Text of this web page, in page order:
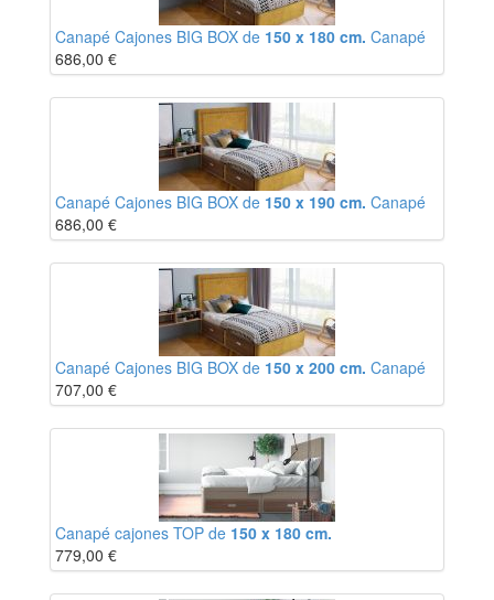
Canapé Cajones BIG BOX de 150 x 180 cm. Canapé
686,00 €
Canapé Cajones BIG BOX de 150 x 190 cm. Canapé
686,00 €
Canapé Cajones BIG BOX de 150 x 200 cm. Canapé
707,00 €
Canapé cajones TOP de 150 x 180 cm.
779,00 €